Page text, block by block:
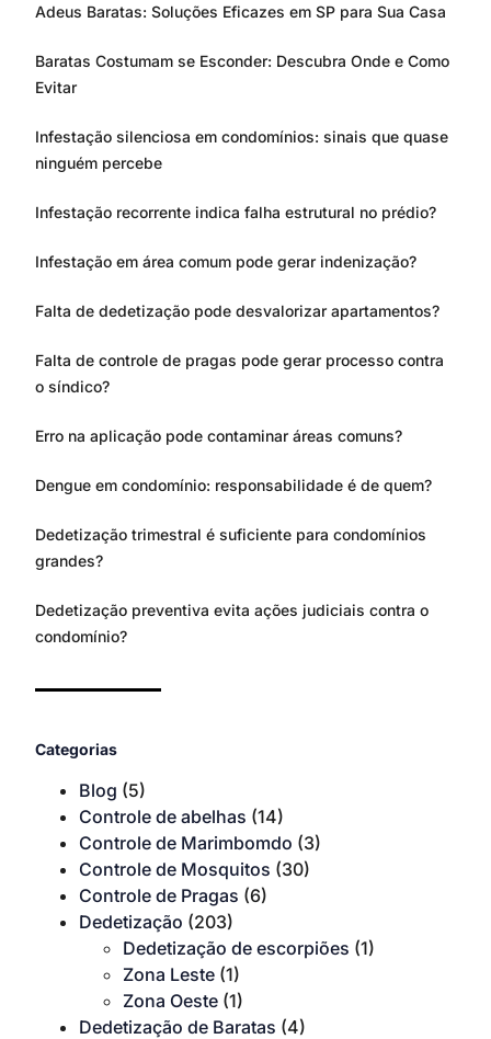
Adeus Baratas: Soluções Eficazes em SP para Sua Casa
Baratas Costumam se Esconder: Descubra Onde e Como
Evitar
Infestação silenciosa em condomínios: sinais que quase
ninguém percebe
Infestação recorrente indica falha estrutural no prédio?
Infestação em área comum pode gerar indenização?
Falta de dedetização pode desvalorizar apartamentos?
Falta de controle de pragas pode gerar processo contra
o síndico?
Erro na aplicação pode contaminar áreas comuns?
Dengue em condomínio: responsabilidade é de quem?
Dedetização trimestral é suficiente para condomínios
grandes?
Dedetização preventiva evita ações judiciais contra o
condomínio?
Categorias
Blog (5)
Controle de abelhas (14)
Controle de Marimbomdo (3)
Controle de Mosquitos (30)
Controle de Pragas (6)
Dedetização (203)
Dedetização de escorpiões (1)
Zona Leste (1)
Zona Oeste (1)
Dedetização de Baratas (4)